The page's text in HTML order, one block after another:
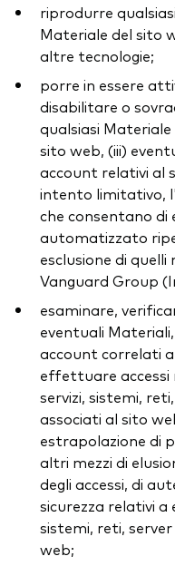
riprodurre
Materiale del sito
altre tecnologie;
porre in essere
disabilitare o
qualsiasi
sito web, (iii)
account relativi al
intento limitativo,
che consentano
automatizzato
esclusione di
Vanguard Group
esaminare,
eventuali
account correlati
effettuare accessi
servizi, sistemi,
associati al sito
estrapolazione di
altri mezzi di
degli accessi, di
sicurezza relativi a
sistemi, reti,
web;